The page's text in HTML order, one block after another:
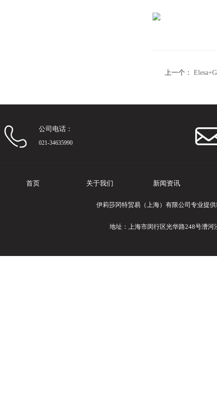
上一个：
公司电话：
021-34635990
首页 关于我们 新闻资讯
伊莉莎冈特贸易（上海）有限公司专业提
地址：上海市闵行区光华路248号漕